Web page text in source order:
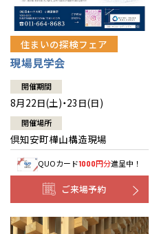
住まいの探検フェア
現場見学会
開催期間
8月22日(土)・23日(日)
開催場所
倶知安町樺山構造現場
QUOカード1000円分進呈中！
ご来場予約
道央
道北
道南
道東
青森
秋田
岩手
山形
宮城
福島
甲信越・北陸
新潟
山梨
長野
富山
石川
福井
関東
東京
神奈川
埼玉
千葉
茨城
東海
愛知
岐阜
静岡
三重
近畿
大阪
京都
兵庫
中国・四国
岡山
香川
九州
福岡
分譲マンション
道央
苫小牧千歳
小樽
道北
道南
道東
釧路
青森県
八戸
青森
秋田県
秋田
岩手県
山形県
宮城県
仙台
福島県
会津
甲信越・北陸
新潟県
長岡
山梨県
長野県
富山県
富山
石川県
福井県
福井
関東
東京都
神奈川県
相模
埼玉県
埼玉
千葉県
千葉
東海
愛知県
岐阜県
岐阜
静岡県
三重県
四日市
近畿
大阪府
大阪
京都府
京都
兵庫県
姫路
中国・四国
岡山県
岡山
九州
福岡県
福岡